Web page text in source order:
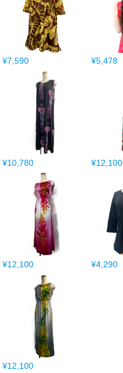
¥7,590 ¥5,478
¥10,780 ¥12,100
¥12,100 ¥4,290
¥12,100